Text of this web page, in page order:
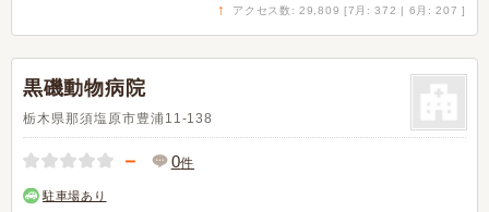
↑ アクセス数: 29,809 [7月: 372 | 6月: 207 ]
黒磯動物病院
栃木県那須塩原市豊浦11-138
－ 0件
駐車場あり